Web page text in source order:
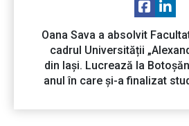
Oana Sava a absolvit
cadrul Universității
din Iași. Lucrează la
anul în care și-a finalizat